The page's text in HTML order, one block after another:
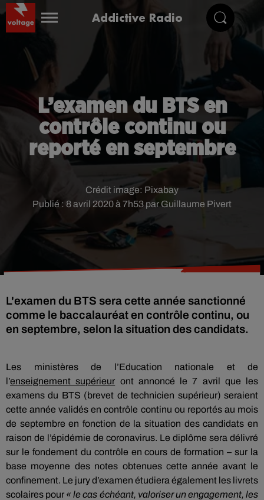
Addictive Radio
L’examen du BTS en
contrôle continu ou
reporté en septembre
Publié : 8 avril 2020 à 7h53 par Guillaume Pivert
Crédit image: Pixabay
L'examen du BTS sera cette année sanctionné
comme le baccalauréat en contrôle continu, ou
en septembre, selon la situation des candidats.
Les ministères de l’Education nationale et de
l’enseignement supérieur ont annoncé le 7 avril que les
examens du BTS (brevet de technicien supérieur) seraient
cette année validés en contrôle continu ou reportés au mois
de septembre en fonction de la situation des candidats en
raison de l’épidémie de coronavirus. Le diplôme sera délivré
sur le fondement du contrôle en cours de formation – sur la
base moyenne des notes obtenues cette année avant le
confinement. Le jury d’examen étudiera également les livrets
scolaires pour « le cas échéant, valoriser un engagement, les